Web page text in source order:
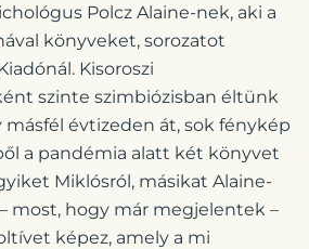
Polcz Alaine-nek, aki a
könyveket, sorozatot
Kisoroszi
szinte szimbiózisban éltünk
másfél évtizeden át, sok fénykép
a pandémia alatt két könyvet
Miklósról, másikat Alaine-
most, hogy már megjelentek –
képez, amely a mi